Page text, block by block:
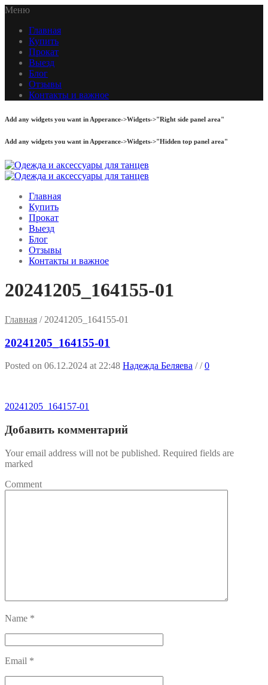
Меню
Главная
Купить
Прокат
Выезд
Блог
Отзывы
Контакты и важное
Add any widgets you want in Apperance->Widgets->"Right side panel area"
Add any widgets you want in Apperance->Widgets->"Hidden top panel area"
Главная
Купить
Прокат
Выезд
Блог
Отзывы
Контакты и важное
20241205_164155-01
Главная / 20241205_164155-01
20241205_164155-01
Posted on 06.12.2024 at 22:48 Надежда Беляева //0
20241205_164157-01
Добавить комментарий
Your email address will not be published. Required fields are
marked
Comment
Name *
Email *